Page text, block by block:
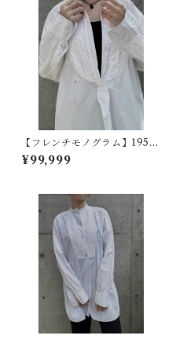
【フレンチモノグラム】1950
~60s フランスヴィンテージド
レスシャツ
¥99,999